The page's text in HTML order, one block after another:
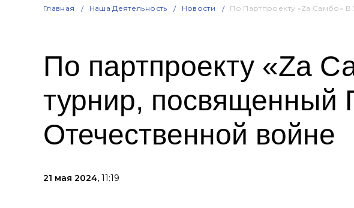
Главная Наша Деятельность Новости По Партпроекту «Zа Самбо»
По партпроекту «Zа
турнир, посвященный
Отечественной войне
21 мая 2024, 11:19